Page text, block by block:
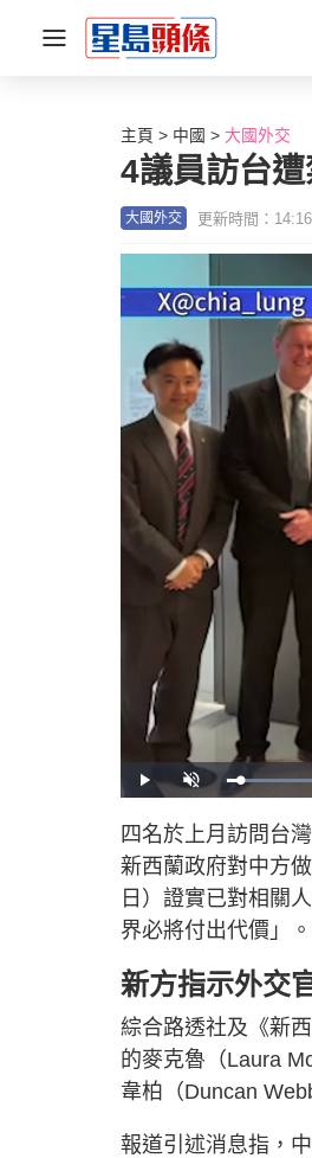
主頁 中國 大國外交
4議員訪台
大國外交 更新時間：
P
l
y
U
n
u
e
四名於上月訪問台
新西蘭政府對中方
日）證實已對相關
界必將付出代價」。
新方指示外交
綜合路透社及《新
的麥克魯（Laura
韋柏（Duncan
報道引述消息指，